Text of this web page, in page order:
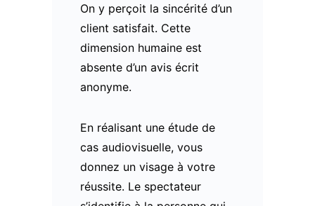
On y perçoit la sincérité d’un
client satisfait. Cette
dimension humaine est
absente d’un avis écrit
anonyme.
En réalisant une étude de
cas audiovisuelle, vous
donnez un visage à votre
réussite. Le spectateur